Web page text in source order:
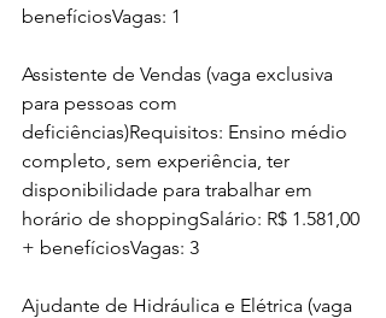
benefíciosVagas: 1
Assistente de Vendas (vaga exclusiva
para pessoas com
deficiências)Requisitos: Ensino médio
completo, sem experiência, ter
disponibilidade para trabalhar em
horário de shoppingSalário: R$ 1.581,00
+ benefíciosVagas: 3
Ajudante de Hidráulica e Elétrica (vaga